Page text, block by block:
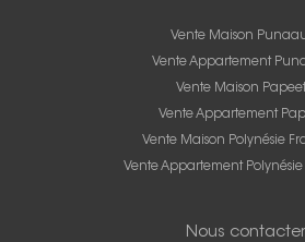
Vente Maison
Vente Appartement
Vente Maison
Vente Appartement
Vente Maison Polynésie
Vente Appartement
Nous contacter